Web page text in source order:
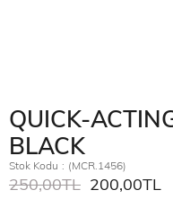
QUICK-
BLACK
Stok Kodu (MCR.1456)
250,00TL 200,00TL